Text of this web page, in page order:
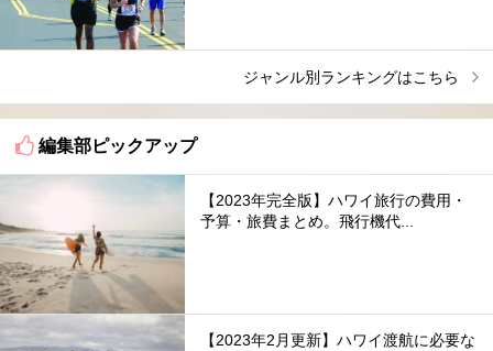
ジャンル別ランキングはこちら
編集部ピックアップ
【2023年完全版】ハワイ旅行の費用・
予算・旅費まとめ。飛行機代...
【2023年2月更新】ハワイ渡航に必要な